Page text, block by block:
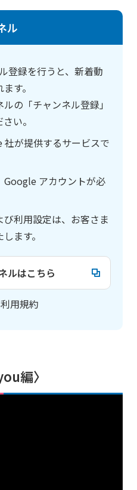
ビス
ンロード
みたページ
閉じる
ル
登録を行うと、新着動
す。
の「チャンネル登録」
い。
が提供するサービスで
Google アカウントが必
利用設定は、お客さま
ます。
ルはこちら
用規約
編〉